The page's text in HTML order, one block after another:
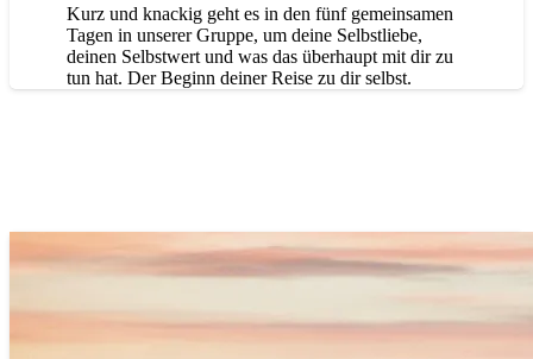
Kurz und knackig geht es in den fünf gemeinsamen
Tagen in unserer Gruppe, um deine Selbstliebe,
deinen Selbstwert und was das überhaupt mit dir zu
tun hat. Der Beginn deiner Reise zu dir selbst.